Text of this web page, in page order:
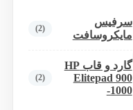
سرفیس
مایکروسافت
(2)
گارد و قاب HP
Elitepad 900
-1000
(2)